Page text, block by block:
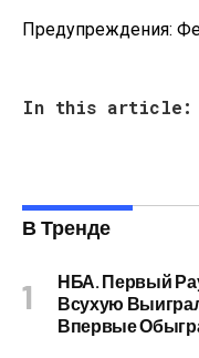
Предупреждения:
In this article:
В Тренде
НБА. Первый
Всухую
Впервые